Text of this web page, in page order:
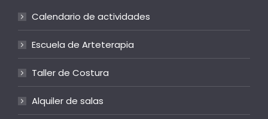
Calendario de actividades
Escuela de Arteterapia
Taller de Costura
Alquiler de salas